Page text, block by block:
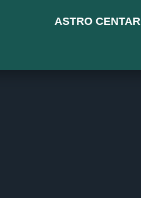
ASTRO CENTAR